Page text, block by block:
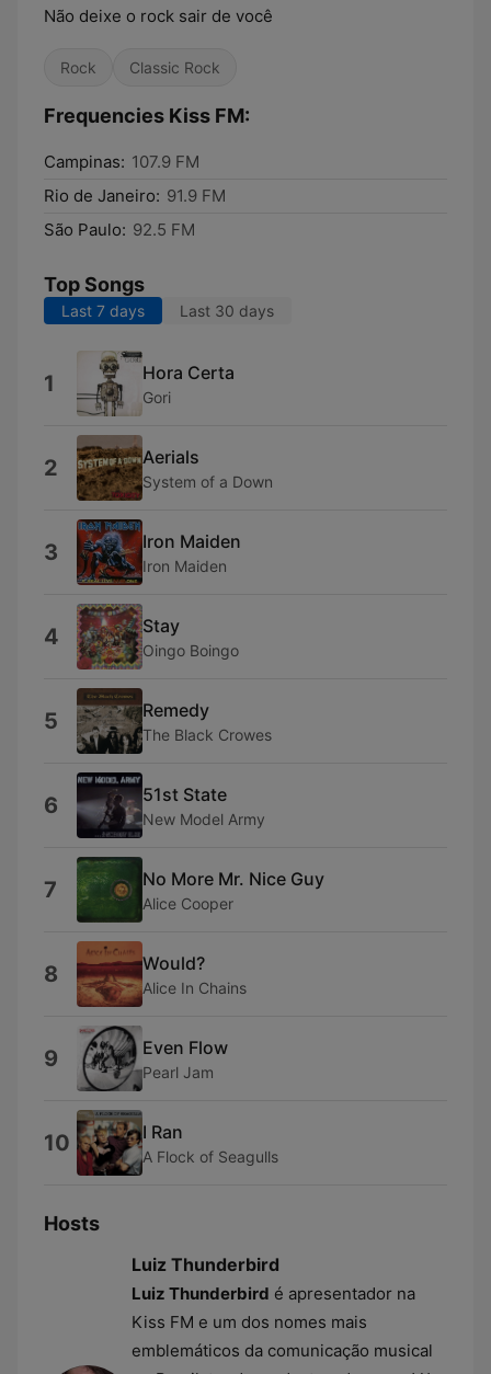
Não deixe o rock sair de você
Rock Classic Rock
Frequencies Kiss FM:
Campinas: 107.9 FM
Rio de Janeiro: 91.9 FM
São Paulo: 92.5 FM
Top Songs
Last 7 days Last 30 days
1 Hora Certa
Gori
2 Aerials
System of a Down
3 Iron Maiden
Iron Maiden
4 Stay
Oingo Boingo
5 Remedy
The Black Crowes
6 51st State
New Model Army
7 No More Mr. Nice Guy
Alice Cooper
8 Would?
Alice In Chains
9 Even Flow
Pearl Jam
10 I Ran
A Flock of Seagulls
Hosts
Luiz Thunderbird
Luiz Thunderbird é apresentador na
Kiss FM e um dos nomes mais
emblemáticos da comunicação musical